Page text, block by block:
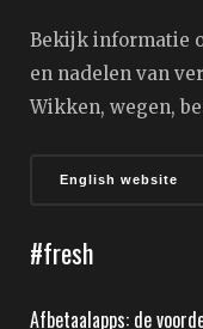
Bekijk informatie
en nadelen van
Wikken, wegen,
English website
#fresh
Afbetaalapps: de